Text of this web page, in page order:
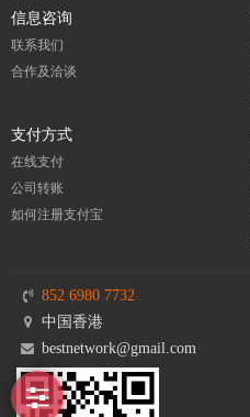
信息咨询
联系我们
合作及洽谈
支付方式
在线支付
公司转账
如何注册支付宝
852 6980 7732
中国香港
bestnetwork@gmail.com